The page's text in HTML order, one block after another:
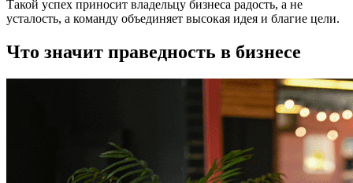
Такой успех приносит владельцу бизнеса радость, а не
усталость, а команду объединяет высокая идея и благие цели.
Что значит праведность в бизнесе